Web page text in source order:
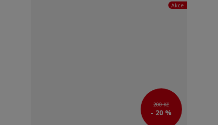
Akce
200 Kč
- 20 %